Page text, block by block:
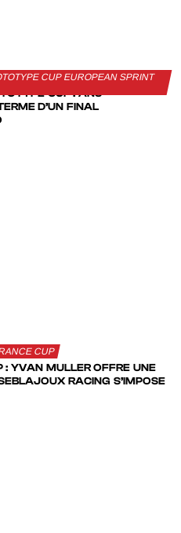
CUP EUROPEAN SPRINT
CUP : ANS
D’UN FINAL
CUP
: YVAN MULLER OFFRE UNE
RACING S’IMPOSE